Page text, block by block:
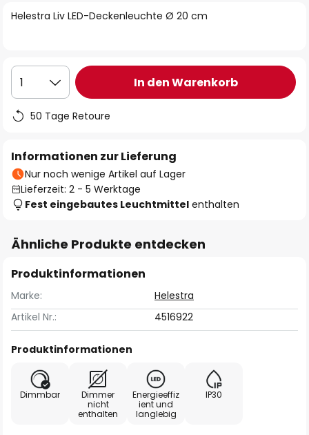
Helestra Liv LED-Deckenleuchte Ø 20 cm
1 In den Warenkorb
50 Tage Retoure
Informationen zur Lieferung
Nur noch wenige Artikel auf Lager
Lieferzeit: 2 - 5 Werktage
Fest eingebautes Leuchtmittel enthalten
Ähnliche Produkte entdecken
Produktinformationen
Marke:
Helestra
Artikel Nr.:
4516922
Produktinformationen
Dimmbar
Dimmer
nicht
enthalten
Energieeffiz
ient und
langlebig
IP30